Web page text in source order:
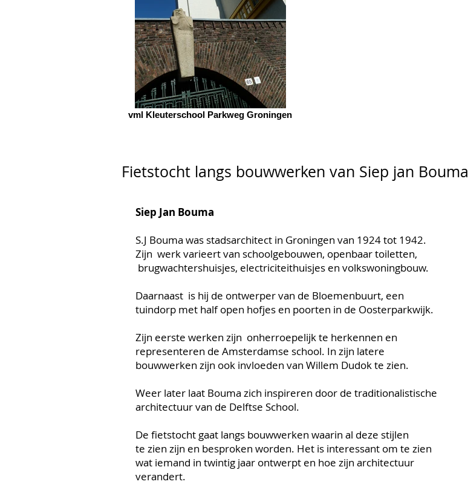
vml Kleuterschool Parkweg Groningen
Fietstocht langs bouwwerken van Siep jan Bouma
Siep Jan Bouma
S.J Bouma was stadsarchitect in Groningen van 1924 tot 1942.
Zijn werk varieert van schoolgebouwen, openbaar toiletten,
brugwachtershuisjes, electriciteithuisjes en volkswoningbouw.
Daarnaast is hij de ontwerper van de Bloemenbuurt, een
tuindorp met half open hofjes en poorten in de Oosterparkwijk.
Zijn eerste werken zijn onherroepelijk te herkennen en
representeren de Amsterdamse school. In zijn latere
bouwwerken zijn ook invloeden van Willem Dudok te zien.
Weer later laat Bouma zich inspireren door de traditionalistische
architectuur van de Delftse School.
De fietstocht gaat langs bouwwerken waarin al deze stijlen
te zien zijn en besproken worden. Het is interessant om te zien
wat iemand in twintig jaar ontwerpt en hoe zijn architectuur
verandert.